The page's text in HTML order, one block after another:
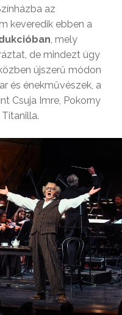
az
keveredik ebben a
, mely
de mindezt úgy
újszerű módon
és énekművészek, a
Csuja Imre, Pokorny